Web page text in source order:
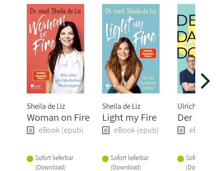
Sheila de Liz
Woman on Fire
eBook (epub)
Sofort lieferbar
(Download)
Sheila de Liz
Light my Fire
eBook (epub)
Sofort lieferbar
(Download)
Ulrich Selz
Der
eBook
Sofort
(Download)